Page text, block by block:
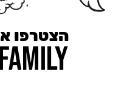
הצטרפו